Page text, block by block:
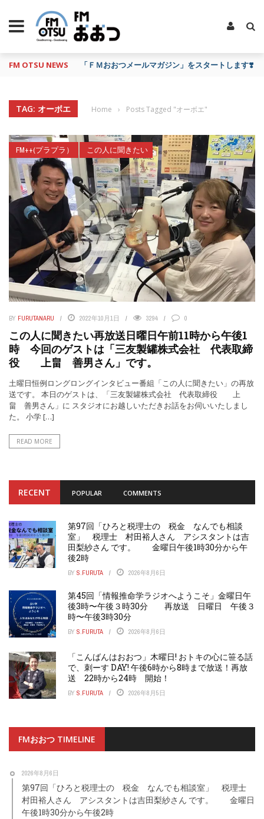
FM OTSU NEWS 「ＦＭおおつメールマガジン」をスタートします❣️
TAG: オーボエ Home › Posts Tagged "オーボエ"
FM++(プラプラ） この人に聞きたい
BY FURUTANARU 2022年10月1日 3294 0
この人に聞きたい再放送日曜日午前11時から午後1
時 今回のゲストは「三友製罐株式会社 代表取締
役 上畠 善男さん」です。
土曜日恒例ロングロングインタビュー番組「この人に聞きたい」の再放
送です。 本日のゲストは、「三友製罐株式会社 代表取締役 上
畠 善男さん」に スタジオにお越しいただきお話をお伺いいたしまし
た。 小学 […]
READ MORE
RECENT POPULAR COMMENTS
第97回「ひろと税理士の 税金 なんでも相談
室」 税理士 村田裕人さん アシスタントは吉
田梨紗さん です。 金曜日午後1時30分から午
後2時
BY S.FURUTA 2026年8月6日
第45回「情報推命学ラジオへようこそ」金曜日午
後3時〜午後３時30分 再放送 日曜日 午後３
時〜午後3時30分
BY S.FURUTA 2026年8月6日
「こんばんはおおつ」木曜日! おトキの心に笹る話
で、刺ーす DAY! 午後6時から8時まで放送！再放
送 22時から24時 開始！
BY S.FURUTA 2026年8月5日
FMおおつ TIMELINE
2026年8月6日
第97回「ひろと税理士の 税金 なんでも相談室」 税理士
村田裕人さん アシスタントは吉田梨紗さん です。 金曜日
午後1時30分から午後2時